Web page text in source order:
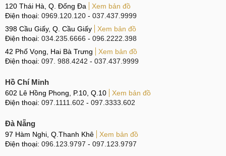
Thay mic Vivo Y28 5G
Thay loa Vivo Y28 5G
Sau một thời gian sử dụng, loa của Vivo Y28 5G có thể xuất
hiện các vấn đề như âm thanh bị rè, nhỏ bất thường hoặc
mất tiếng hoàn toàn.
nước hay bụi bẩn bám lâu ngày hoặc do loa đã bị cạn kiệt
tuổi thọ theo thời gian.
120 Thái Hà, Q. Đống Đa
Xem bản đồ
Điện thoại: 0969.120.120 - 037.437.9999
398 Cầu Giấy, Q. Cầu Giấy
Xem bản đồ
Điện thoại: 034.235.6666 - 096.2222.398
42 Phố Vọng, Hai Bà Trưng
Xem bản đồ
Điện thoại: 097. 988.4242 - 037.437.9999
Hồ Chí Minh
602 Lê Hồng Phong, P.10, Q.10
Xem bản đồ
Điện thoại: 097.1111.602 - 097.3333.602
Đà Nẵng
97 Hàm Nghi, Q.Thanh Khê
Xem bản đồ
Điện thoại: 096.123.9797 - 097.123.9797